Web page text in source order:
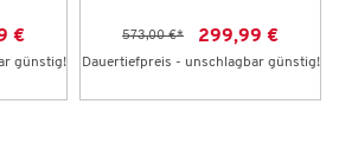
€
günstig!
573,00 €* 299,99 €
Dauertiefpreis - unschlagbar günstig!